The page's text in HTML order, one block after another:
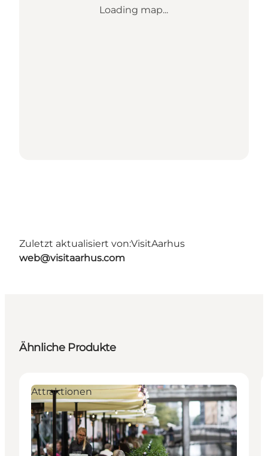
Loading map...
Zuletzt aktualisiert von:VisitAarhus
web@visitaarhus.com
Ähnliche Produkte
Attraktionen